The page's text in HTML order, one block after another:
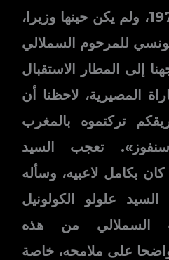
وقع هذا في أواخر 1977، ولم يكن حينها وزيرا،
للمرحوم السملالي
إلى المطار الاستقبال
المصيرية، لاحظنا أن
تركتموه بالمغرب
سنفوز». تعجب السيد
بكامل لاعبيه، وسأله
علولو الكولونيل
السملالي من هذه
على ملامحه، خاصة